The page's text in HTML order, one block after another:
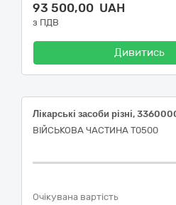
93 500,00 UAH
з ПДВ
Дивитись
ВІЙСЬКОВА ЧАСТИНА Т0500
Очікувана вартість